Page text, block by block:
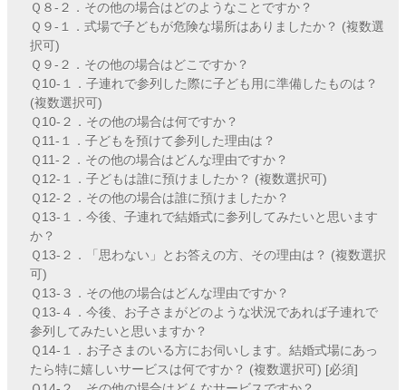
Ｑ８-２．その他の場合はどのようなことですか？
Ｑ９-１．式場で子どもが危険な場所はありましたか？ (複数選
択可)
Ｑ９-２．その他の場合はどこですか？
Ｑ10-１．子連れで参列した際に子ども用に準備したものは？
(複数選択可)
Ｑ10-２．その他の場合は何ですか？
Ｑ11-１．子どもを預けて参列した理由は？
Ｑ11-２．その他の場合はどんな理由ですか？
Ｑ12-１．子どもは誰に預けましたか？ (複数選択可)
Ｑ12-２．その他の場合は誰に預けましたか？
Ｑ13-１．今後、子連れで結婚式に参列してみたいと思います
か？
Ｑ13-２．「思わない」とお答えの方、その理由は？ (複数選択
可)
Ｑ13-３．その他の場合はどんな理由ですか？
Ｑ13-４．今後、お子さまがどのような状況であれば子連れで
参列してみたいと思いますか？
Ｑ14-１．お子さまのいる方にお伺いします。結婚式場にあっ
たら特に嬉しいサービスは何ですか？ (複数選択可) [必須]